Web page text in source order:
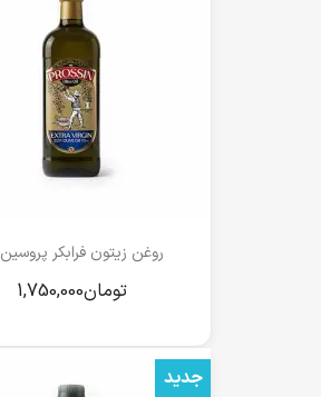
روغن زیتون فرابکر پروسین 1...
‎تومان1,750,000
جدید